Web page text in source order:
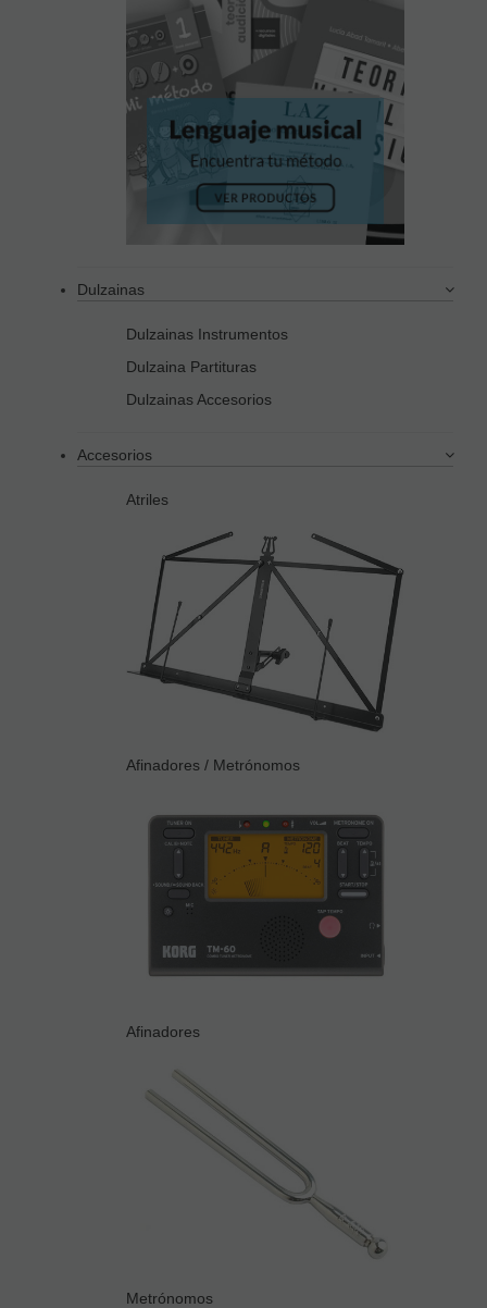
Dulzainas
Dulzainas Instrumentos
Dulzaina Partituras
Dulzainas Accesorios
Accesorios
Atriles
Afinadores / Metrónomos
Afinadores
Metrónomos